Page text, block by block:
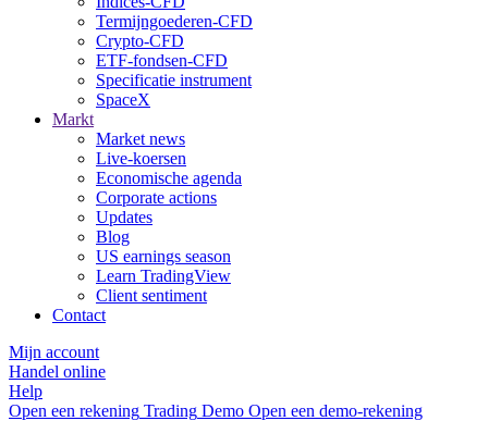
Termijngoederen-CFD
Crypto-CFD
ETF-fondsen-CFD
Specificatie instrument
SpaceX
Markt
Market news
Live-koersen
Economische agenda
Corporate actions
Updates
Blog
US earnings season
Learn TradingView
Client sentiment
Contact
Mijn account
Handel online
Help
Open een rekening Trading Demo Open een demo-rekening